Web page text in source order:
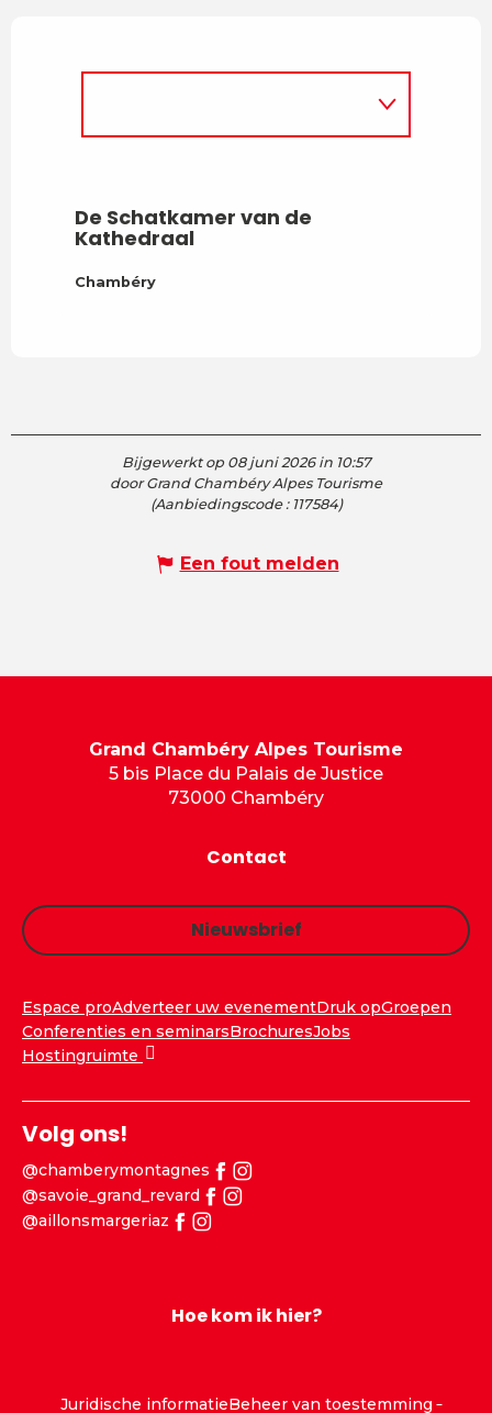
De Schatkamer van de
Kathedraal
Chambéry
Bijgewerkt op 08 juni 2026 in 10:57
door Grand Chambéry Alpes Tourisme
(Aanbiedingscode : 117584)
Een fout melden
Grand Chambéry Alpes Tourisme
5 bis Place du Palais de Justice
73000 Chambéry
Contact
Nieuwsbrief
Espace proAdverteer uw evenementDruk opGroepen
Conferenties en seminarsBrochuresJobs
Hostingruimte
Volg ons!
@chamberymontagnes
@savoie_grand_revard
@aillonsmargeriaz
Hoe kom ik hier?
Juridische informatieBeheer van toestemming